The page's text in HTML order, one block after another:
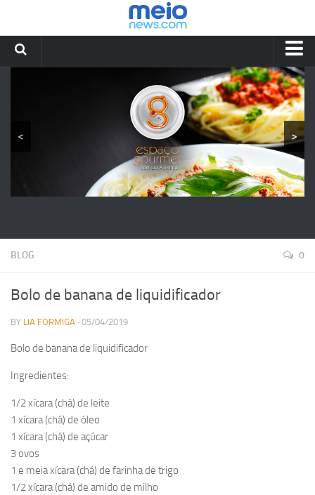
YOUTUBE
LIA FORMIGA
< >
BLOG 0
Bolo de banana de liquidificador
BY LIA FORMIGA · 05/04/2019
Bolo de banana de liquidificador
Ingredientes:
1/2 xícara (chá) de leite
1 xícara (chá) de óleo
1 xícara (chá) de açúcar
3 ovos
1 e meia xícara (chá) de farinha de trigo
1/2 xícara (chá) de amido de milho